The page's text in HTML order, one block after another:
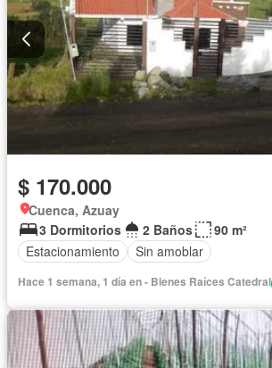
$ 170.000
Cuenca, Azuay
3 Dormitorios
2 Baños
90 m²
Estacionamiento
Sin amoblar
Hace 1 semana, 1 día en - Bienes Raíces Catedral